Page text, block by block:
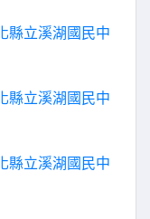
縣立溪湖國民中
縣立溪湖國民中
縣立溪湖國民中